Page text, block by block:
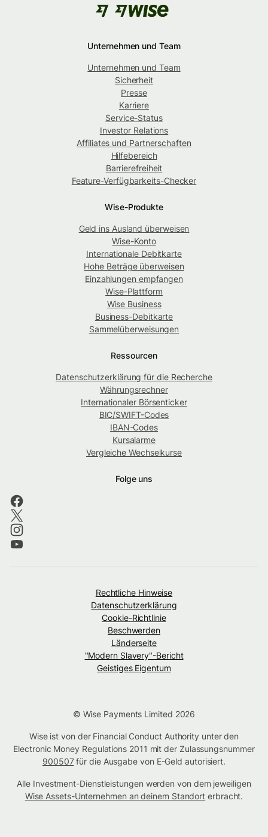
Unternehmen und Team
Unternehmen und Team
Sicherheit
Presse
Karriere
Service-Status
Investor Relations
Affiliates und Partnerschaften
Hilfebereich
Barrierefreiheit
Feature-Verfügbarkeits-Checker
Wise-Produkte
Geld ins Ausland überweisen
Wise-Konto
Internationale Debitkarte
Hohe Beträge überweisen
Einzahlungen empfangen
Wise-Plattform
Wise Business
Business-Debitkarte
Sammelüberweisungen
Ressourcen
Datenschutzerklärung für die Recherche
Währungsrechner
Internationaler Börsenticker
BIC/SWIFT-Codes
IBAN-Codes
Kursalarme
Vergleiche Wechselkurse
Folge uns
Rechtliche Hinweise
Datenschutzerklärung
Cookie-Richtlinie
Beschwerden
Länderseite
"Modern Slavery"-Bericht
Geistiges Eigentum
© Wise Payments Limited 2026
Wise ist von der Financial Conduct Authority unter den
Electronic Money Regulations 2011 mit der Zulassungsnummer
900507für die Ausgabe von E-Geld autorisiert.
Alle Investment-Dienstleistungen werden von dem jeweiligen
Wise Assets-Unternehmen an deinem Standort erbracht.